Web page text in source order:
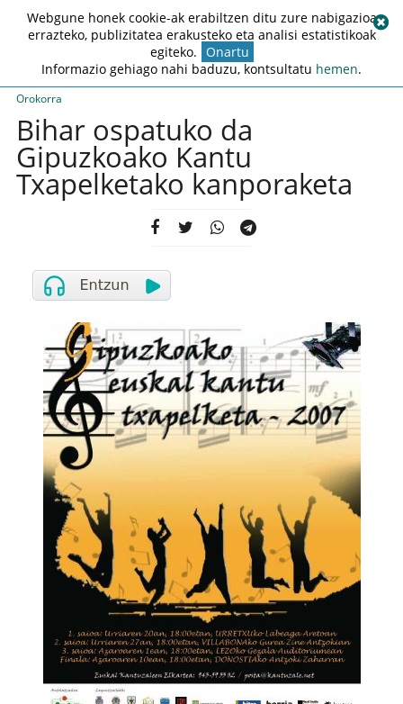
Orokorra
Bihar ospatuko da
Gipuzkoako Kantu
Txapelketako kanporaketa
Webgune honek cookie-ak erabiltzen ditu zure nabigazioa
errazteko, publizitatea erakusteko eta analisi estatistikoak
egiteko. Onartu
Informazio gehiago nahi baduzu, kontsultatu hemen.